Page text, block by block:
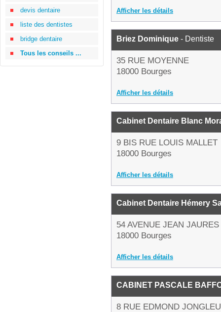
devis dentaire
liste des dentistes
bridge dentaire
Tous les conseils ...
Afficher les détails
Briez Dominique - Dentiste
35 RUE MOYENNE
18000 Bourges
Afficher les détails
Cabinet Dentaire Blanc
9 BIS RUE LOUIS MALLET
18000 Bourges
Afficher les détails
Cabinet Dentaire Hémery
54 AVENUE JEAN JAURES
18000 Bourges
Afficher les détails
CABINET PASCALE
8 RUE EDMOND